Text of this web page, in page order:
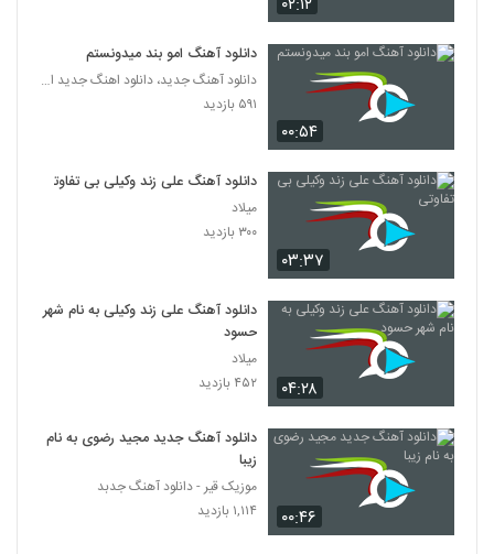
۷۲۷ بازدید
دانلود آهنگ جدید و زیبای سینا سرلک با نام
چشمای آبی
109 جاده (رمیکس)
Hatami Delbar Jazab)
۹۸۷ بازدید
آهنگ آره آره از محمد رستمی(پاپ)
112
۲,۰۹۳ بازدید
113
Meysam Ebrahimi Bighararam
۶۹۲ بازدید
۰۰:۵۴
دانلود آهنگ امو بند میدونستم
دانلود آهنگ جدید، دانلود اهنگ جدید ایرانی
۵۹۱ بازدید
۰۳:۳۷
دانلود آهنگ علی زند وکیلی بی تفاوتی
میلاد
۳۰۰ بازدید
۰۴:۲۸
دانلود آهنگ علی زند وکیلی به نام شهر
حسود
میلاد
۴۵۲ بازدید
۰۰:۴۶
دانلود آهنگ جدید مجید رضوی به نام
زیبا
موزیک قیر - دانلود آهنگ جدبد
۱,۱۱۴ بازدید